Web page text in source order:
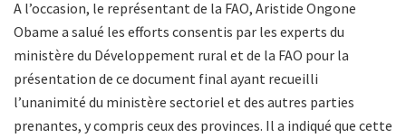
A l’occasion, le représentant de la FAO, Aristide Ongone
Obame a salué les efforts consentis par les experts du
ministère du Développement rural et de la FAO pour la
présentation de ce document final ayant recueilli
l’unanimité du ministère sectoriel et des autres parties
prenantes, y compris ceux des provinces. Il a indiqué que cette